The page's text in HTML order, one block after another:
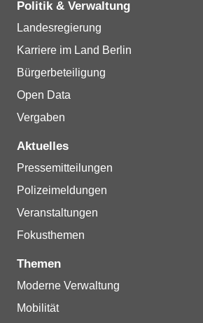
Politik & Verwaltung
Landesregierung
Karriere im Land Berlin
Bürgerbeteiligung
Open Data
Vergaben
Aktuelles
Pressemitteilungen
Polizeimeldungen
Veranstaltungen
Fokusthemen
Themen
Moderne Verwaltung
Mobilität